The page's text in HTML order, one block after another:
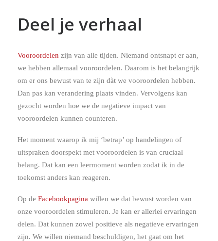
Deel je verhaal
Vooroordelen zijn van alle tijden. Niemand ontsnapt er aan,
we hebben allemaal vooroordelen. Daarom is het belangrijk
om er ons bewust van te zijn dàt we vooroordelen hebben.
Dan pas kan verandering plaats vinden. Vervolgens kan
gezocht worden hoe we de negatieve impact van
vooroordelen kunnen counteren.
Het moment waarop ik mij ‘betrap’ op handelingen of
uitspraken doorspekt met vooroordelen is van cruciaal
belang. Dat kan een leermoment worden zodat ik in de
toekomst anders kan reageren.
Op de Facebookpagina willen we dat bewust worden van
onze vooroordelen stimuleren. Je kan er allerlei ervaringen
delen. Dat kunnen zowel positieve als negatieve ervaringen
zijn. We willen niemand beschuldigen, het gaat om het